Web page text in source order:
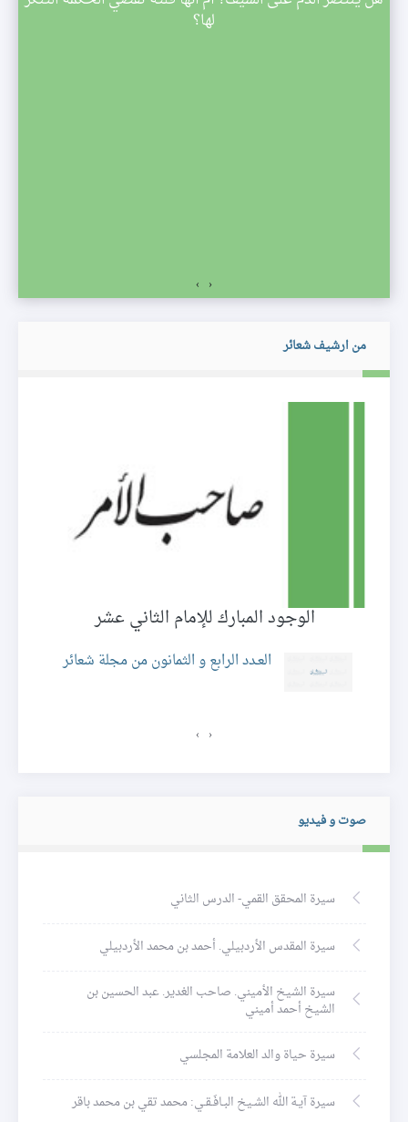
لها؟
‹
›
من ارشيف شعائر
الوجود المبارك للإمام الثاني عشر
العـدد الرابع و الثمانون من مجلة شعائر
‹
›
صوت و فيديو
سيرة المحقق القمي- الدرس الثاني
سيرة المقدس الأردبيلي. أحمد بن محمد الأردبيلي
سيرة الشيخ الأميني. صاحب الغدير. عبد الحسين بن
الشيخ أحمد أميني
سيرة حياة والد العلامة المجلسي
سيرة آيـة الله الشـيخ البـافَـقـي: محمد تقي بن محمد باقر